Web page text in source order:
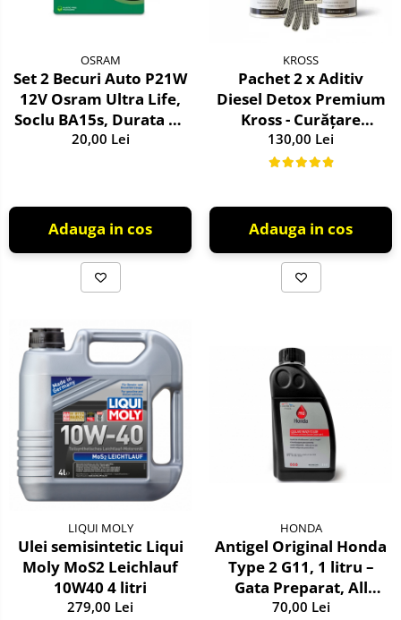
OSRAM
Set 2 Becuri Auto P21W
12V Osram Ultra Life,
Soclu BA15s, Durata de
Viata Extinsa (4x),
20,00 Lei
Adauga in cos
KROSS
Pachet 2 x Aditiv
Diesel Detox Premium
Kross - Curățare
Completă, +5 Puncte
Cetanic & Protecție
130,00 Lei
Adauga in cos
LIQUI MOLY
Ulei semisintetic Liqui
Moly MoS2 Leichlauf
10W40 4 litri
279,00 Lei
HONDA
Antigel Original Honda
Type 2 G11, 1 litru –
Gata Preparat, All
Season, Protecție -36°C
70,00 Lei